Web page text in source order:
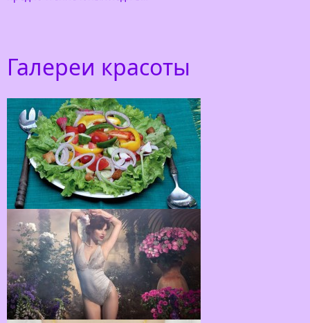
Галереи красоты
Как красиво украсить салат
Салат — это то самое блюдо, которое мало
приготовить, его надо украсить. Вы скажете, что
любое блюдо не помешает красиво